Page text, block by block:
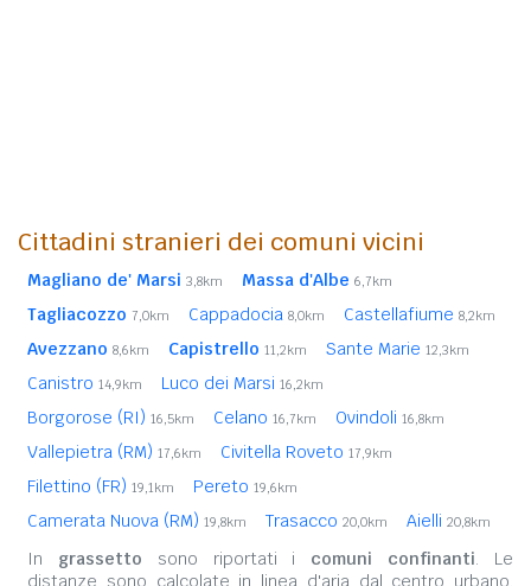
Cittadini stranieri dei comuni vicini
Magliano de' Marsi 3,8km Massa d'Albe 6,7km
Tagliacozzo 7,0km Cappadocia 8,0km Castellafiume 8,2km
Avezzano 8,6km Capistrello 11,2km Sante Marie 12,3km
Canistro 14,9km Luco dei Marsi 16,2km
Borgorose (RI) 16,5km Celano 16,7km Ovindoli 16,8km
Vallepietra (RM) 17,6km Civitella Roveto 17,9km
Filettino (FR) 19,1km Pereto 19,6km
Camerata Nuova (RM) 19,8km Trasacco 20,0km Aielli 20,8km
In grassetto sono riportati i comuni confinanti. Le
distanze sono calcolate in linea d'aria dal centro urbano.